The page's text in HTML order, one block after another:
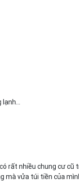
rất nhiều chung cư cũ
mà vửa túi tiền của